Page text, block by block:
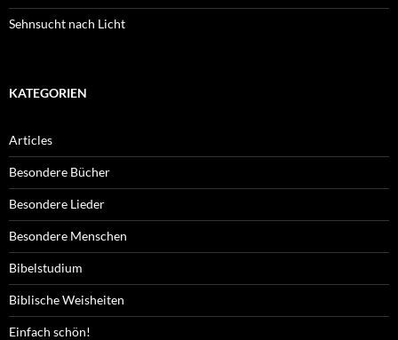
Sehnsucht nach Licht
KATEGORIEN
Articles
Besondere Bücher
Besondere Lieder
Besondere Menschen
Bibelstudium
Biblische Weisheiten
Einfach schön!